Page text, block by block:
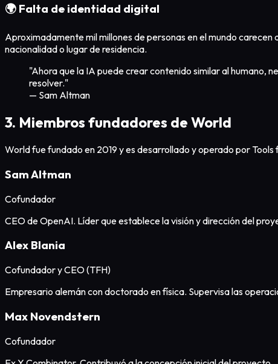
🌍 Falta de identidad digital
Aproximadamente mil millones de personas en el mundo
nacionalidad o lugar de residencia.
"Ahora que la IA puede crear contenido similar al humano,
resolver."
— Sam Altman
3. Miembros fundadores de World
World fue fundado en 2019 y es desarrollado y operado por Tools
Sam Altman
Cofundador
CEO de OpenAI. Líder que establece la visión y dirección del
Alex Blania
Cofundador y CEO (TFH)
Empresario alemán con doctorado en física. Supervisa las
Max Novendstern
Cofundador